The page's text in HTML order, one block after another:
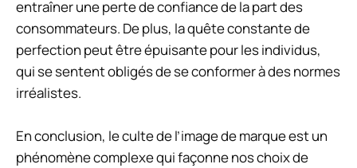
entraîner une perte de confiance de la part des
consommateurs. De plus, la quête constante de
perfection peut être épuisante pour les individus,
qui se sentent obligés de se conformer à des normes
irréalistes.
En conclusion, le culte de l’image de marque est un
phénomène complexe qui façonne nos choix de